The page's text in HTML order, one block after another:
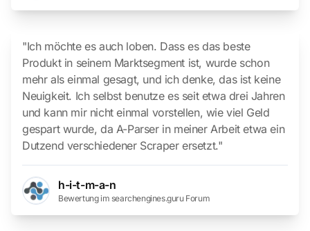
"Ich möchte es auch loben. Dass es das beste
Produkt in seinem Marktsegment ist, wurde schon
mehr als einmal gesagt, und ich denke, das ist keine
Neuigkeit. Ich selbst benutze es seit etwa drei Jahren
und kann mir nicht einmal vorstellen, wie viel Geld
gespart wurde, da A-Parser in meiner Arbeit etwa ein
Dutzend verschiedener Scraper ersetzt."
h-i-t-m-a-n
Bewertung im searchengines.guru Forum